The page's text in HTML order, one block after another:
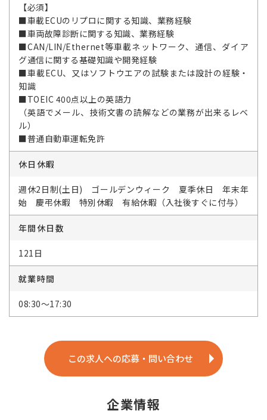
【必須】
■車載ECUのリプロに関する知識、業務経験
■車両故障診断に関する知識、業務経験
■CAN/LIN/Ethernet等車載ネットワーク、通信、ダイア
グ通信に関する基礎知識や開発経験
■車載ECU、又はソフトウエアの試験または設計の経験・
知識
■TOEIC 400点以上の英語力
（英語でメール、技術文書の読解などの業務が出来るレベ
ル）
■普通自動車運転免許
休日休暇
週休2日制(土日) ゴールデンウィーク 夏季休日 年末年
始 慶弔休暇 特別休暇 有給休暇（入社後すぐに付与）
年間休日数
121日
就業時間
08:30～17:30
この求人への応募・問い合わせ
企業情報